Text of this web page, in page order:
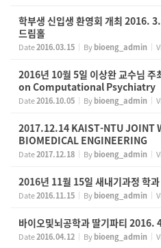
학부생 신입생 환영회 개최 2016.
드림홀
Date2016.03.15 Bybioeng_admin
2016년 10월 5일 이상완 교수님
on Computational Psychiatry
Date2016.10.05 Bybioeng_admin
2017.12.14 KAIST-NTU JOINT
BIOMEDICAL ENGINEERING
Date2017.12.18 Bybioeng_admin
2016년 11월 15일 새내기과정 학
Date2016.11.15 Bybioeng_admin
바이오및뇌공학과 딸기파티 2016.
Date2016.04.12 Bybioeng_admin